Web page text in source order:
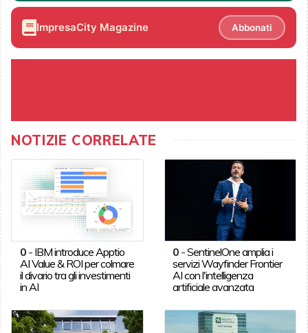
ImpresaCity Magazine Abbonati
NOTIZIE CORRELATE
0- IBM introduce Apptio
AI Value & ROI per colmare
il divario tra gli investimenti
in AI
0 -SentinelOne amplia i
servizi Wayfinder Frontier
AI con l'intelligenza
artificiale avanzata